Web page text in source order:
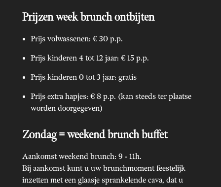
Prijzen week brunch ontbijten
Prijs volwassenen: € 30 p.p.
Prijs kinderen 4 tot 12 jaar: € 15 p.p.
Prijs kinderen 0 tot 3 jaar: gratis
Prijs extra hapjes: € 8 p.p. (kan steeds ter plaatse
worden doorgegeven)
Zondag = weekend brunch buffet
Aankomst weekend brunch: 9 - 11h.
Bij aankomst kunt u uw brunchmoment feestelijk
inzetten met een glaasje sprankelende cava, dat u